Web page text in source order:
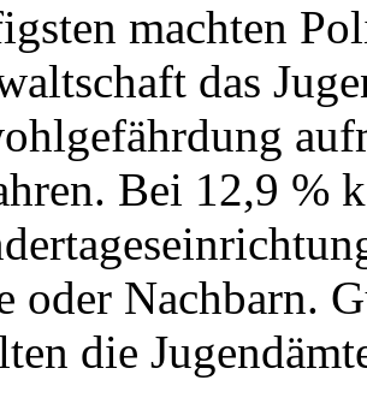
machten
das
Bei 12,9 %
oder Nachbarn.
die